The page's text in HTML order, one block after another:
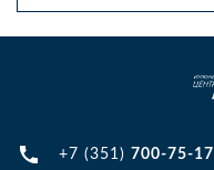
+7 (351) 700-75-17